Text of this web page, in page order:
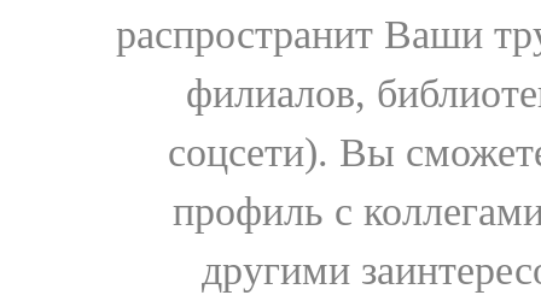
распространит Ваши
филиалов,
соцсети). Вы
профиль с
другими